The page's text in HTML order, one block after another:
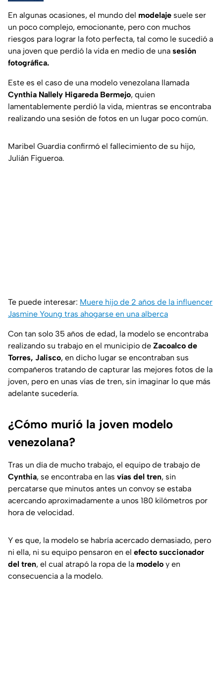
En algunas ocasiones, el mundo del modelaje suele ser
un poco complejo, emocionante, pero con muchos
riesgos para lograr la foto perfecta, tal como le sucedió a
una joven que perdió la vida en medio de una sesión
fotográfica.
Este es el caso de una modelo venezolana llamada
Cynthia Nallely Higareda Bermejo, quien
lamentablemente perdió la vida, mientras se encontraba
realizando una sesión de fotos en un lugar poco común.
Maribel Guardia confirmó el fallecimiento de su hijo,
Julián Figueroa.
Te puede interesar: Muere hijo de 2 años de la influencer
Jasmine Young tras ahogarse en una alberca
Con tan solo 35 años de edad, la modelo se encontraba
realizando su trabajo en el municipio de Zacoalco de
Torres, Jalisco, en dicho lugar se encontraban sus
compañeros tratando de capturar las mejores fotos de la
joven, pero en unas vías de tren, sin imaginar lo que más
adelante sucedería.
¿Cómo murió la joven modelo
venezolana?
Tras un día de mucho trabajo, el equipo de trabajo de
Cynthia, se encontraba en las vías del tren, sin
percatarse que minutos antes un convoy se estaba
acercando aproximadamente a unos 180 kilómetros por
hora de velocidad.
Y es que, la modelo se habría acercado demasiado, pero
ni ella, ni su equipo pensaron en el efecto succionador
del tren, el cual atrapó la ropa de la modelo y en
consecuencia a la modelo.